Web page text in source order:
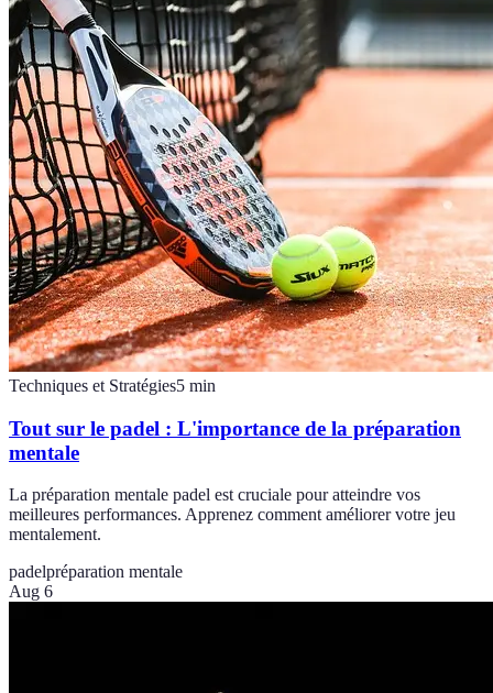
Techniques et Stratégies5 min
Tout sur le padel : L'importance de la préparation
mentale
La préparation mentale padel est cruciale pour atteindre vos
meilleures performances. Apprenez comment améliorer votre jeu
mentalement.
padelpréparation mentale
Aug 6